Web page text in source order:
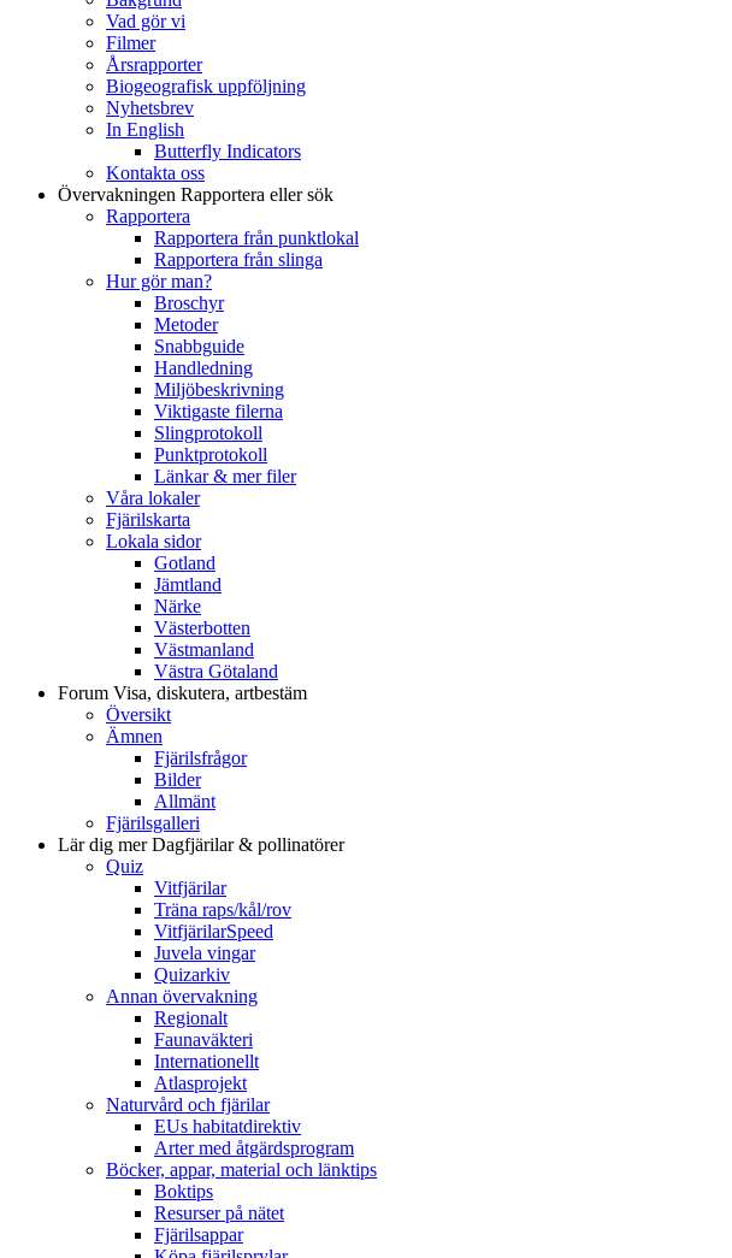
Vad gör vi
Filmer
Årsrapporter
Biogeografisk uppföljning
Nyhetsbrev
In English
Butterfly Indicators
Kontakta oss
Övervakningen Rapportera eller sök
Rapportera
Rapportera från punktlokal
Rapportera från slinga
Hur gör man?
Broschyr
Metoder
Snabbguide
Handledning
Miljöbeskrivning
Viktigaste filerna
Slingprotokoll
Punktprotokoll
Länkar & mer filer
Våra lokaler
Fjärilskarta
Lokala sidor
Gotland
Jämtland
Närke
Västerbotten
Västmanland
Västra Götaland
Forum Visa, diskutera, artbestäm
Översikt
Ämnen
Fjärilsfrågor
Bilder
Allmänt
Fjärilsgalleri
Lär dig merDagfjärilar & pollinatörer
Quiz
Vitfjärilar
Träna raps/kål/rov
VitfjärilarSpeed
Juvela vingar
Quizarkiv
Annan övervakning
Regionalt
Faunaväkteri
Internationellt
Atlasprojekt
Naturvård och fjärilar
EUs habitatdirektiv
Arter med åtgärdsprogram
Böcker, appar, material och länktips
Boktips
Resurser på nätet
Fjärilsappar